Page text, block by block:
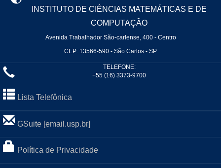
INSTITUTO DE CIÊNCIAS MATEMÁTICAS E DE
COMPUTAÇÃO
Avenida Trabalhador São-carlense, 400 - Centro
CEP: 13566-590 - São Carlos - SP
TELEFONE:
+55 (16) 3373-9700
Lista Telefônica
GSuite [email.usp.br]
Política de Privacidade